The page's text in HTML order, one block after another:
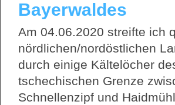
Bayerwaldes
Am 04.06.2020 streifte ich
nördlichen/nordöstlichen
durch einige Kältelöcher
tschechischen Grenze
Schnellenzipf und